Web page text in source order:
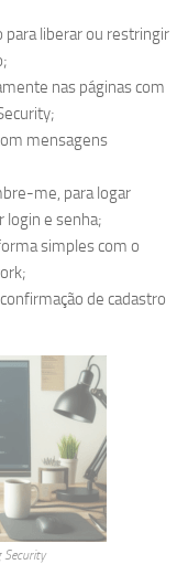
para liberar ou restringir
nas páginas com
mensagens
me, para logar
login e senha;
simples com o
de cadastro
Security